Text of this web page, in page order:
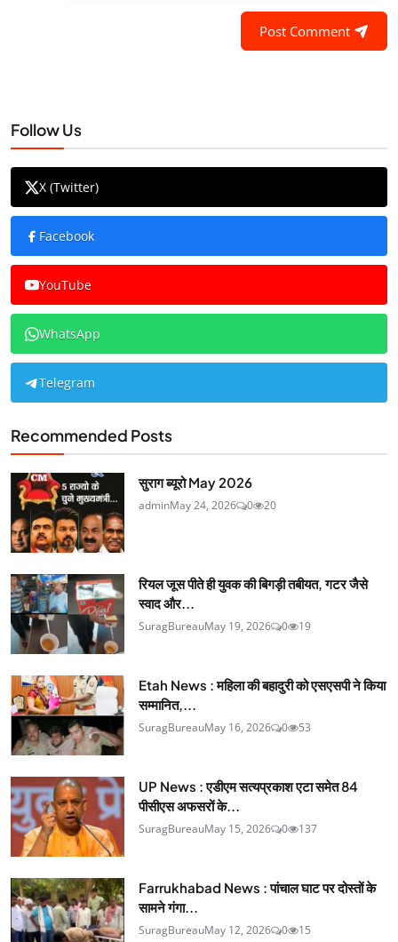
Post Comment
Follow Us
X (Twitter)
Facebook
YouTube
WhatsApp
Telegram
Recommended Posts
सुराग ब्यूरो May 2026
adminMay 24, 2026 0 20
रियल जूस पीते ही युवक की बिगड़ी तबीयत, गटर जैसे
स्वाद और...
SuragBureauMay 19, 2026 0 19
Etah News : महिला की बहादुरी को एसएसपी ने किया
सम्मानित,...
SuragBureauMay 16, 2026 0 53
UP News : एडीएम सत्यप्रकाश एटा समेत 84
पीसीएस अफसरों के...
SuragBureauMay 15, 2026 0 137
Farrukhabad News : पांचाल घाट पर दोस्तों के
सामने गंगा...
SuragBureauMay 12, 2026 0 15